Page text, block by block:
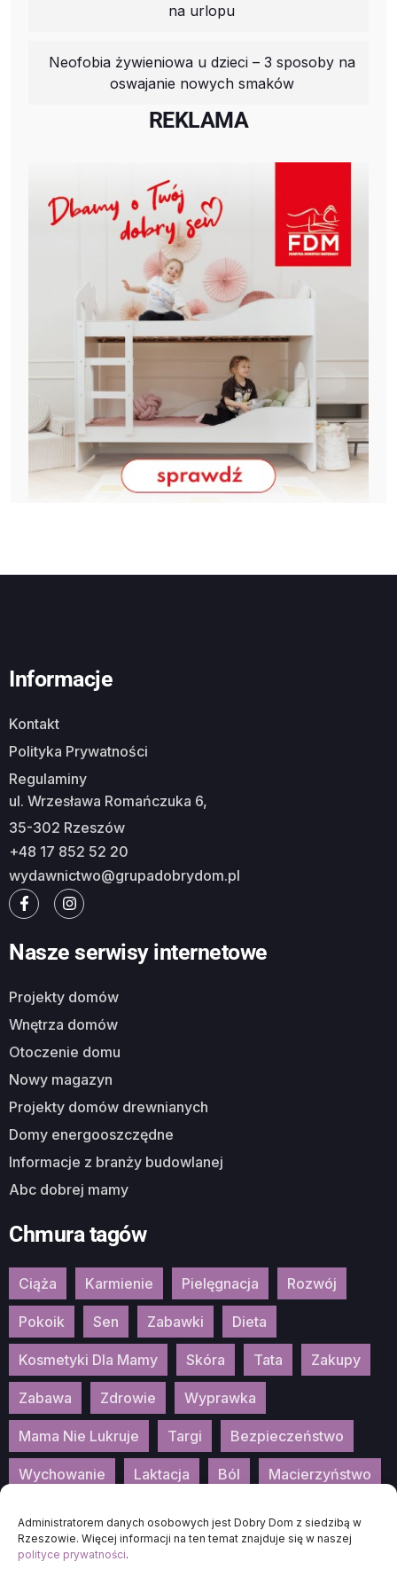
Administratorem danych osobowych jest Dobry Dom z siedzibą w
Rzeszowie. Więcej informacji na ten temat znajduje się w naszej
polityce prywatności.
na urlopu
Neofobia żywieniowa u dzieci – 3 sposoby na
oswajanie nowych smaków
REKLAMA
Informacje
Kontakt
Polityka Prywatności
Regulaminy
ul. Wrzesława Romańczuka 6,
35-302 Rzeszów
+48 17 852 52 20
wydawnictwo@grupadobrydom.pl
Nasze serwisy internetowe
Projekty domów
Wnętrza domów
Otoczenie domu
Nowy magazyn
Projekty domów drewnianych
Domy energooszczędne
Informacje z branży budowlanej
Abc dobrej mamy
Chmura tagów
Ciąża Karmienie Pielęgnacja Rozwój
Pokoik Sen Zabawki Dieta
Kosmetyki Dla Mamy Skóra Tata Zakupy
Zabawa Zdrowie Wyprawka
Mama Nie Lukruje Targi Bezpieczeństwo
Wychowanie Laktacja Ból Macierzyństwo